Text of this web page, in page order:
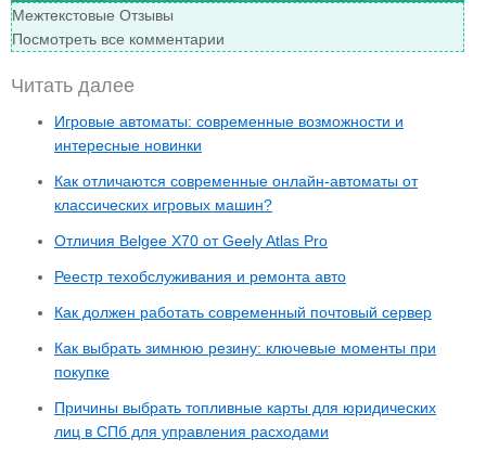
Межтекстовые Отзывы
Посмотреть все комментарии
Читать далее
Игровые автоматы: современные возможности и
интересные новинки
Как отличаются современные онлайн-автоматы от
классических игровых машин?
Отличия Belgee X70 от Geely Atlas Pro
Реестр техобслуживания и ремонта авто
Как должен работать современный почтовый сервер
Как выбрать зимнюю резину: ключевые моменты при
покупке
Причины выбрать топливные карты для юридических
лиц в СПб для управления расходами